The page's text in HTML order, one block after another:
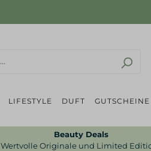
LIFESTYLE DUFT GUTSCHEINE
Beauty Deals
Wertvolle Originale und Limited